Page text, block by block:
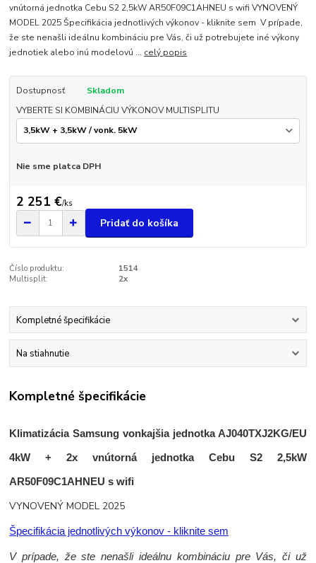
vnútorná jednotka Cebu S2 2,5kW AR50F09C1AHNEU s wifi VYNOVENÝ
MODEL 2025 Špecifikácia jednotlivých výkonov - kliknite sem V prípade,
že ste nenašli ideálnu kombináciu pre Vás, či už potrebujete iné výkony
jednotiek alebo inú modelovú ... celý popis
Dostupnosť
Skladom
VYBERTE SI KOMBINÁCIU VÝKONOV MULTISPLITU
Nie sme platca DPH
2 251 €/ks
Pridať do košíka
Číslo produktu:
1514
Multisplit:
2x
Kompletné špecifikácie
Na stiahnutie
Kompletné špecifikácie
Klimatizácia Samsung vonkajšia jednotka AJ040TXJ2KG/EU
4kW + 2x vnútorná jednotka Cebu S2 2,5kW
AR50F09C1AHNEU s wifi
VYNOVENÝ MODEL 2025
Špecifikácia jednotlivých výkonov - kliknite sem
V prípade, že ste nenašli ideálnu kombináciu pre Vás, či už